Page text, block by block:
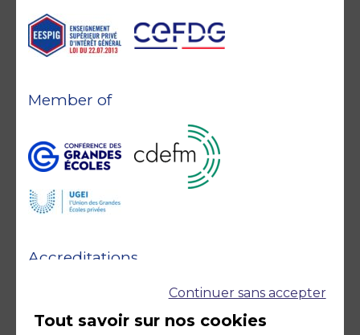
Accreditations
Member of
Continuer sans accepter
Tout savoir sur nos cookies